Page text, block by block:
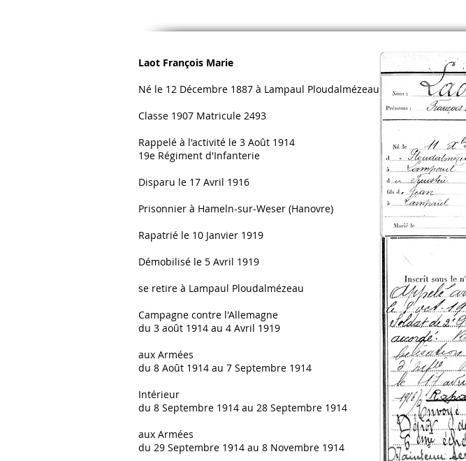
Laot François Marie​
Né le 12 Décembre 1887 à Lampaul Ploudalmézeau
Classe 1907 Matricule 2493
Rappelé à l'activité le 3 Août 1914
19e Régiment d'Infanterie
Disparu le 17 Avril 1916
Prisonnier à Hameln-sur-Weser (Hanovre)
Rapatrié le 10 Janvier 1919
Démobilisé le 5 Avril 1919
se retire à Lampaul Ploudalmézeau
Campagne contre l'Allemagne
du 3 août 1914 au 4 Avril 1919
aux Armées
du 8 Août 1914 au 7 Septembre 1914
Intérieur
du 8 Septembre 1914 au 28 Septembre 1914
aux Armées
du 29 Septembre 1914 au 8 Novembre 1914